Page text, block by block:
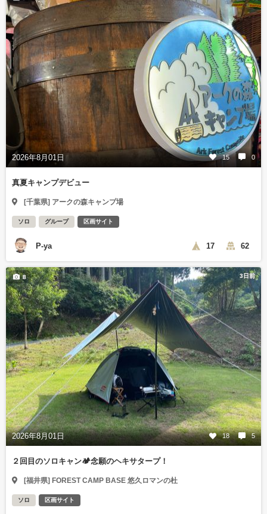
2026年8月01日 15 0
真夏キャンプデビュー
[千葉県] アークの森キャンプ場
ソロ グループ 区画サイト
P-ya 17 62
3日前
2026年8月01日 18 5
8
２回目のソロキャン🏕念願のヘキサタープ！
[福井県] FOREST CAMP BASE 悠久ロマンの杜
ソロ 区画サイト